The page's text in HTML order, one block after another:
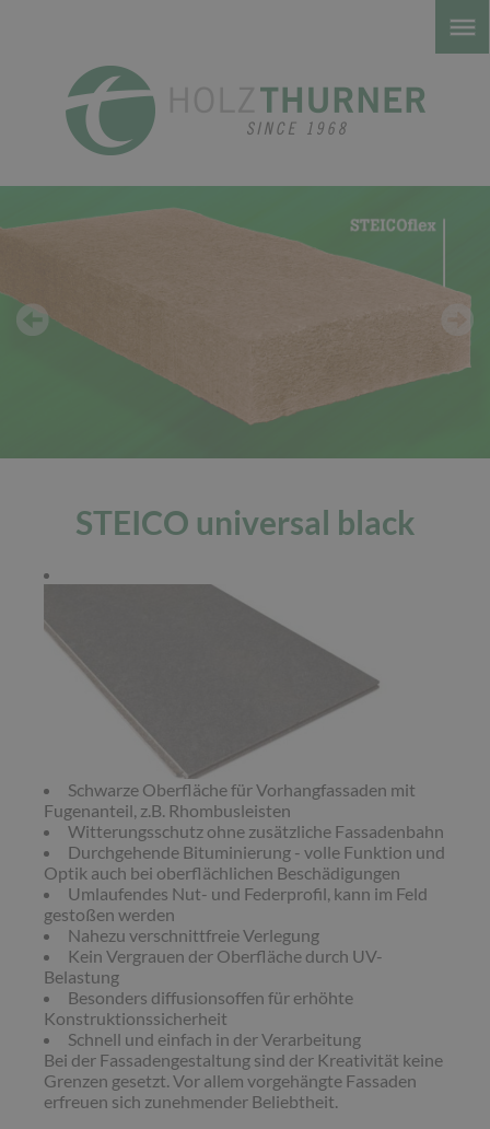
STEICO universal black
Schwarze Oberfläche für Vorhangfassaden mit
Fugenanteil, z.B. Rhombusleisten
Witterungsschutz ohne zusätzliche Fassadenbahn
Durchgehende Bituminierung - volle Funktion und
Optik auch bei oberflächlichen Beschädigungen
Umlaufendes Nut- und Federprofil, kann im Feld
gestoßen werden
Nahezu verschnittfreie Verlegung
Kein Vergrauen der Oberfläche durch UV-
Belastung
Besonders diffusionsoffen für erhöhte
Konstruktionssicherheit
Schnell und einfach in der Verarbeitung
Bei der Fassadengestaltung sind der ­Kreativität keine
Grenzen gesetzt. Vor allem vorgehängte Fassaden
erfreuen sich zunehmender Beliebtheit.